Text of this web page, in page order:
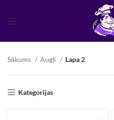
Sākums Augļi Lapa 2
Kategorijas